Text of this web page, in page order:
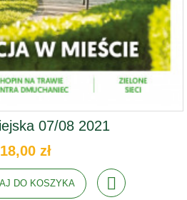
07/08 2021
18,00 zł
DO KOSZYKA